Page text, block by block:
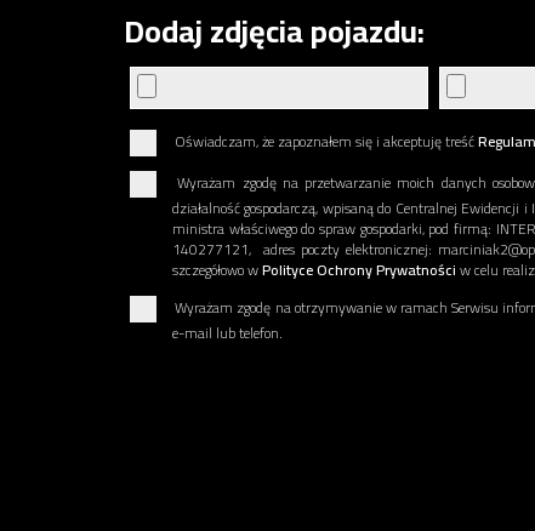
Dodaj zdjęcia pojazdu:
Oświadczam, że zapoznałem się i akceptuję treść
Wyrażam zgodę na przetwarzanie moich danych
działalność gospodarczą, wpisaną do Centralnej Ewidencji
ministra właściwego do spraw gospodarki, pod firmą:
140277121, adres poczty elektronicznej:
szczegółowo wPolityce Ochrony Prywatnościw celu
Wyrażam zgodę na otrzymywanie w ramach Serwisu
e-mail lub telefon.